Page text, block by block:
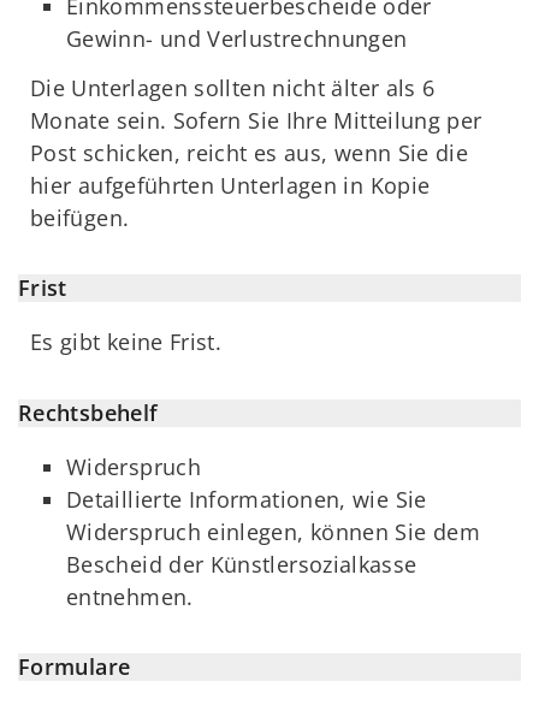
Einkommenssteuerbescheide oder
Gewinn- und Verlustrechnungen
Die Unterlagen sollten nicht älter als 6
Monate sein. Sofern Sie Ihre Mitteilung per
Post schicken, reicht es aus, wenn Sie die
hier aufgeführten Unterlagen in Kopie
beifügen.
Frist
Es gibt keine Frist.
Rechtsbehelf
Widerspruch
Detaillierte Informationen, wie Sie
Widerspruch einlegen, können Sie dem
Bescheid der Künstlersozialkasse
entnehmen.
Formulare